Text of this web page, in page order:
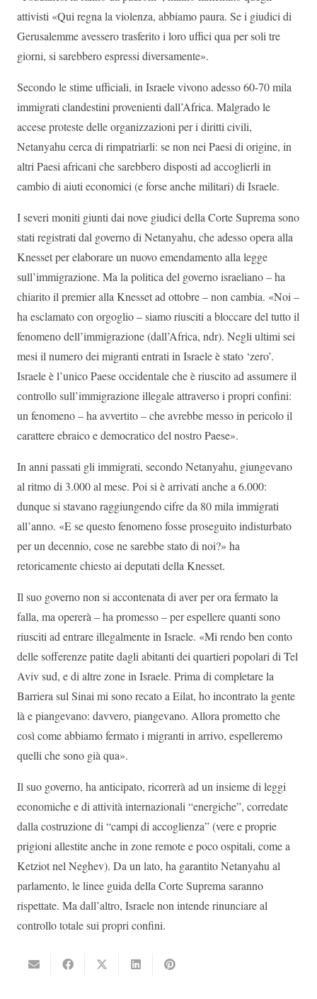
attivisti «Qui regna la violenza, abbiamo paura. Se i giudici di
Gerusalemme avessero trasferito i loro uffici qua per soli tre
giorni, si sarebbero espressi diversamente».
Secondo le stime ufficiali, in Israele vivono adesso 60-70 mila
immigrati clandestini provenienti dall’Africa. Malgrado le
accese proteste delle organizzazioni per i diritti civili,
Netanyahu cerca di rimpatriarli: se non nei Paesi di origine, in
altri Paesi africani che sarebbero disposti ad accoglierli in
cambio di aiuti economici (e forse anche militari) di Israele.
I severi moniti giunti dai nove giudici della Corte Suprema sono
stati registrati dal governo di Netanyahu, che adesso opera alla
Knesset per elaborare un nuovo emendamento alla legge
sull’immigrazione. Ma la politica del governo israeliano – ha
chiarito il premier alla Knesset ad ottobre – non cambia. «Noi –
ha esclamato con orgoglio – siamo riusciti a bloccare del tutto il
fenomeno dell’immigrazione (dall’Africa, ndr). Negli ultimi sei
mesi il numero dei migranti entrati in Israele è stato ‘zero’.
Israele è l’unico Paese occidentale che è riuscito ad assumere il
controllo sull’immigrazione illegale attraverso i propri confini:
un fenomeno – ha avvertito – che avrebbe messo in pericolo il
carattere ebraico e democratico del nostro Paese».
In anni passati gli immigrati, secondo Netanyahu, giungevano
al ritmo di 3.000 al mese. Poi si è arrivati anche a 6.000:
dunque si stavano raggiungendo cifre da 80 mila immigrati
all’anno. «E se questo fenomeno fosse proseguito indisturbato
per un decennio, cose ne sarebbe stato di noi?» ha
retoricamente chiesto ai deputati della Knesset.
Il suo governo non si accontenata di aver per ora fermato la
falla, ma opererà – ha promesso – per espellere quanti sono
riusciti ad entrare illegalmente in Israele. «Mi rendo ben conto
delle sofferenze patite dagli abitanti dei quartieri popolari di Tel
Aviv sud, e di altre zone in Israele. Prima di completare la
Barriera sul Sinai mi sono recato a Eilat, ho incontrato la gente
là e piangevano: davvero, piangevano. Allora prometto che
così come abbiamo fermato i migranti in arrivo, espelleremo
quelli che sono già qua».
Il suo governo, ha anticipato, ricorrerà ad un insieme di leggi
economiche e di attività internazionali “energiche”, corredate
dalla costruzione di “campi di accoglienza” (vere e proprie
prigioni allestite anche in zone remote e poco ospitali, come a
Ketziot nel Neghev). Da un lato, ha garantito Netanyahu al
parlamento, le linee guida della Corte Suprema saranno
rispettate. Ma dall’altro, Israele non intende rinunciare al
controllo totale sui propri confini.